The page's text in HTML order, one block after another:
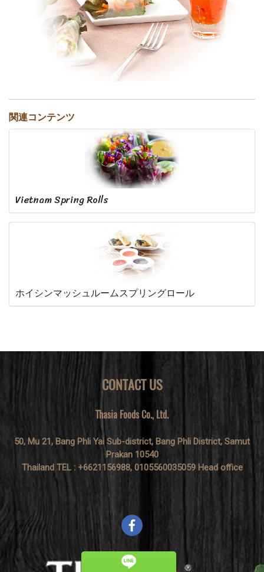
関連コンテンツ
Vietnam Spring Rolls
ホイシンマッシュルームスプリングロール
CONTACT US
Thasia Foods Co., Ltd.
50, Mu 21, Bang Phli Yai Sub-district, Bang Phli District, Samut
Prakan 10540
Thailand TEL : +6621156988, 0105560035059 Head office